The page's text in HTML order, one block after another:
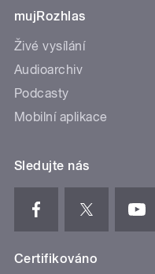
mujRozhlas
Živé vysílání
Audioarchiv
Podcasty
Mobilní aplikace
Sledujte nás
Certifikováno